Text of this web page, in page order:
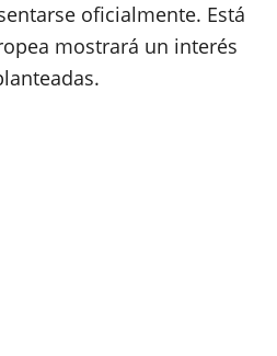
oficialmente. Está
mostrará un interés